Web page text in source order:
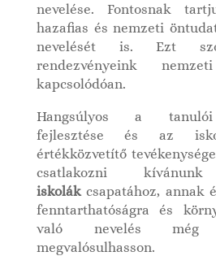
nevelése. Fontosnak
hazafias és nemzeti
nevelését is. Ezt
rendezvényeink
kapcsolódóan.
Hangsúlyos a tanulói
fejlesztése és az
értékközvetítő
csatlakozni
iskolák csapatához, annak
fenntarthatóságra és
való nevelés még
megvalósulhasson.